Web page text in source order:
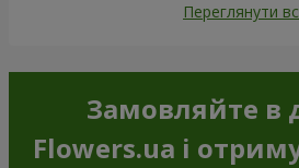
Переглянути
Замовляйте в
Flowers.ua і